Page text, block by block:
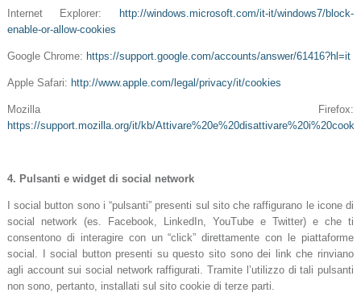
Internet Explorer: http://windows.microsoft.com/it-it/windows7/block-
enable-or-allow-cookies
Google Chrome: https://support.google.com/accounts/answer/61416?hl=it
Apple Safari: http://www.apple.com/legal/privacy/it/cookies
Mozilla Firefox:
https://support.mozilla.org/it/kb/
4. Pulsanti e widget di social network
I social button sono i “pulsanti” presenti sul sito che raffigurano le icone di
social network (es. Facebook, LinkedIn, YouTube e Twitter) e che ti
consentono di interagire con un “click” direttamente con le piattaforme
social. I social button presenti su questo sito sono dei link che rinviano
agli account sui social network raffigurati. Tramite l’utilizzo di tali pulsanti
non sono, pertanto, installati sul sito cookie di terze parti.